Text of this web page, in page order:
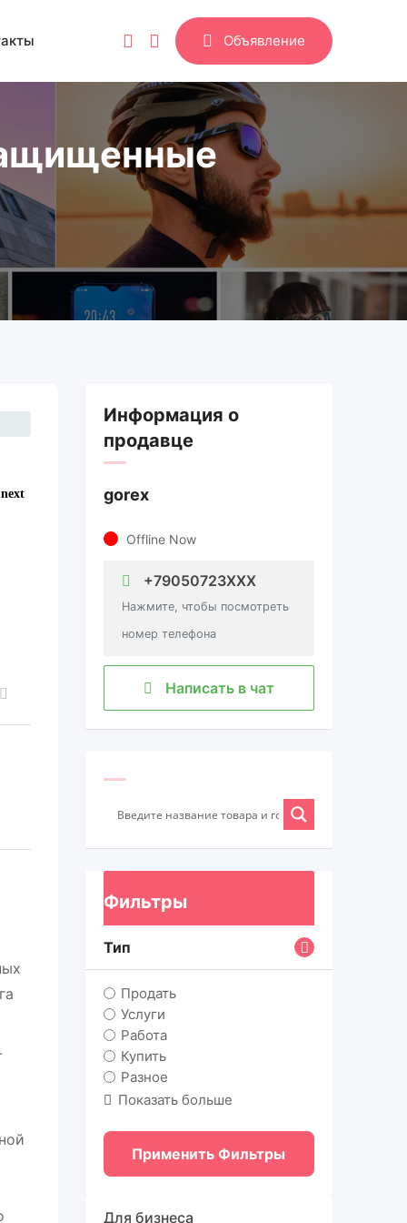
Объявление
Информация о
продавце
gorex
Offline Now
+79050723XXX
Нажмите, чтобы посмотреть
номер телефона
Написать в чат
Фильтры
Тип
Продать
Услуги
Работа
Купить
Разное
Показать больше
Применить Фильтры
Для бизнеса